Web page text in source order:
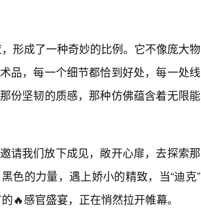
形成了一种奇妙的比例。它不像庞大物
品，每一个细节都恰到好处，每一处线
份坚韧的质感，那种仿佛蕴含着无限能
请我们放下成见，敞开心扉，去探索那
色的力量，遇上娇小的精致，当“迪克”
🔥感官盛宴，正在悄然拉开帷幕。